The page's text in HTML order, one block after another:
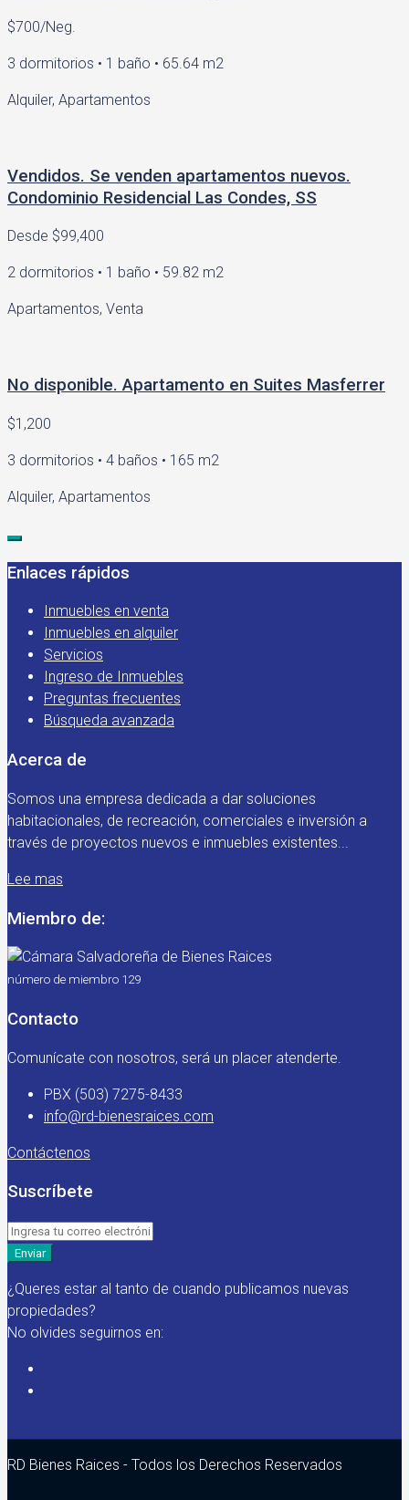
$700/Neg.
3 dormitorios • 1 baño • 65.64 m2
Alquiler, Apartamentos
Vendidos. Se venden apartamentos nuevos.
Condominio Residencial Las Condes, SS
Desde $99,400
2 dormitorios • 1 baño • 59.82 m2
Apartamentos, Venta
No disponible. Apartamento en Suites Masferrer
$1,200
3 dormitorios • 4 baños • 165 m2
Alquiler, Apartamentos
Enlaces rápidos
Inmuebles en venta
Inmuebles en alquiler
Servicios
Ingreso de Inmuebles
Preguntas frecuentes
Búsqueda avanzada
Acerca de
Somos una empresa dedicada a dar soluciones
habitacionales, de recreación, comerciales e inversión a
través de proyectos nuevos e inmuebles existentes...
Lee mas
Miembro de:
número de miembro 129
Contacto
Comunícate con nosotros, será un placer atenderte.
PBX (503) 7275-8433
info@rd-bienesraices.com
Contáctenos
Suscríbete
Enviar
¿Queres estar al tanto de cuando publicamos nuevas
propiedades?
No olvides seguirnos en:
RD Bienes Raices - Todos los Derechos Reservados